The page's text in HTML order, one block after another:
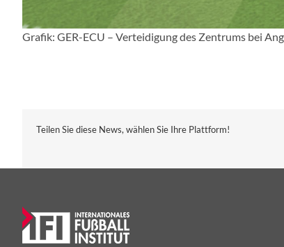
Grafik: GER-ECU – Verteidigung des Zentrums bei
Teilen Sie diese News, wählen Sie Ihre Plattform!